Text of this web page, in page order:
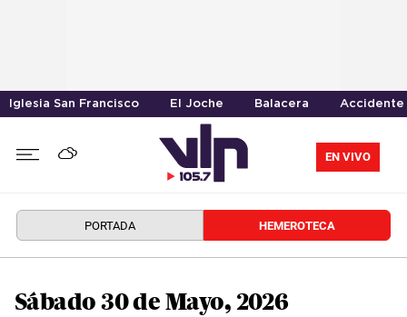
Iglesia San Francisco El Joche Balacera
EN VIVO
PORTADA HEMEROTECA
Sábado 30 de Mayo, 2026